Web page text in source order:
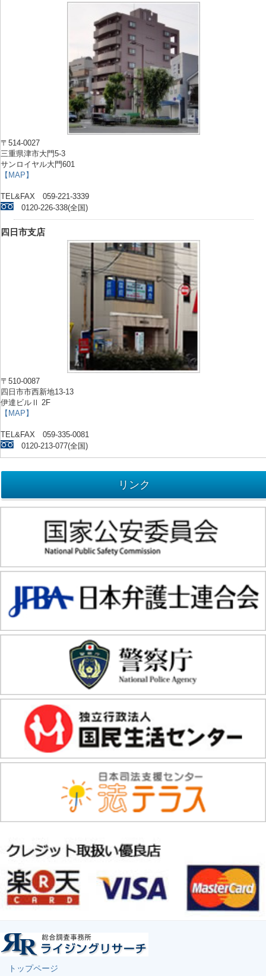
〒514-0027
三重県津市大門5-3
サンロイヤル大門601
【MAP】
TEL&FAX 059-221-3339
0120-226-338(全国)
四日市支店
〒510-0087
四日市市西新地13-13
伊達ビルⅡ 2F
【MAP】
TEL&FAX 059-335-0081
0120-213-077(全国)
リンク
トップページ